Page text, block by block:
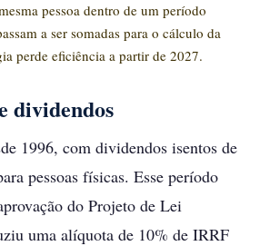
pessoa dentro de um período
a ser somadas para o cálculo da
perde eficiência a partir de 2027.
dividendos
1996, com dividendos isentos de
pessoas físicas. Esse período
do Projeto de Lei
uma alíquota de 10% de IRRF